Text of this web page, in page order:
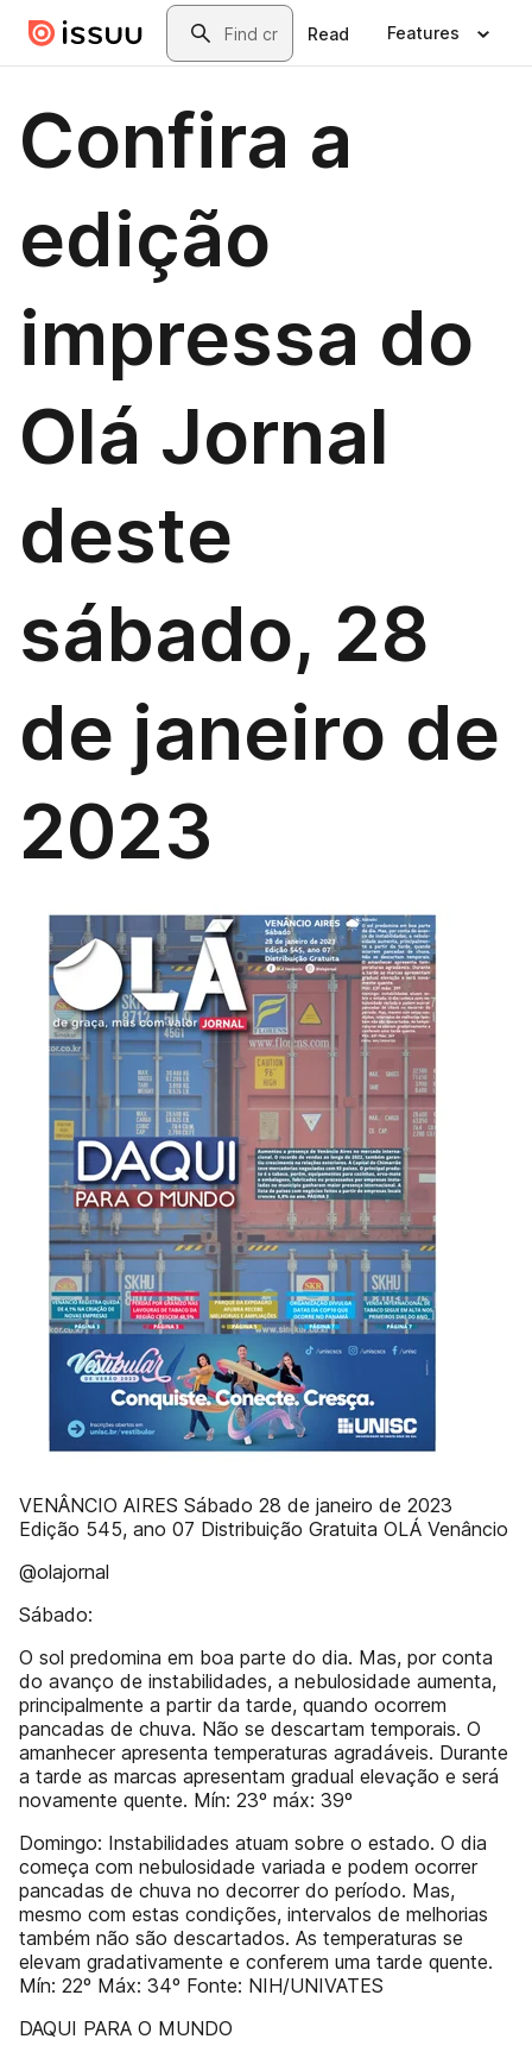
Skip to main contentSearch
Read Features
Confira a
edição
impressa do
Olá Jornal
deste
sábado, 28
de janeiro de
2023
VENÂNCIO AIRES Sábado 28 de janeiro de 2023
Edição 545, ano 07 Distribuição Gratuita OLÁ Venâncio
@olajornal
Sábado:
O sol predomina em boa parte do dia. Mas, por conta
do avanço de instabilidades, a nebulosidade aumenta,
principalmente a partir da tarde, quando ocorrem
pancadas de chuva. Não se descartam temporais. O
amanhecer apresenta temperaturas agradáveis. Durante
a tarde as marcas apresentam gradual elevação e será
novamente quente. Mín: 23º máx: 39º
Domingo: Instabilidades atuam sobre o estado. O dia
começa com nebulosidade variada e podem ocorrer
pancadas de chuva no decorrer do período. Mas,
mesmo com estas condições, intervalos de melhorias
também não são descartados. As temperaturas se
elevam gradativamente e conferem uma tarde quente.
Mín: 22º Máx: 34º Fonte: NIH/UNIVATES
DAQUI PARA O MUNDO